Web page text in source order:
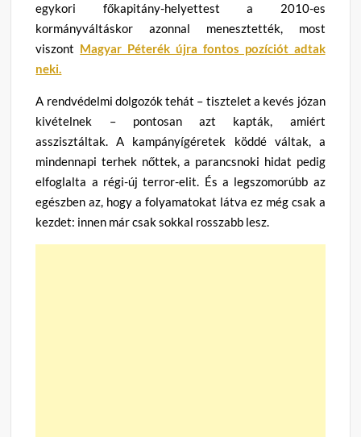
egykori főkapitány-helyettest a 2010-es
kormányváltáskor azonnal menesztették, most
viszont Magyar Péterék újra fontos pozíciót adtak
neki.
A rendvédelmi dolgozók tehát – tisztelet a kevés józan
kivételnek – pontosan azt kapták, amiért
asszisztáltak. A kampányígéretek köddé váltak, a
mindennapi terhek nőttek, a parancsnoki hidat pedig
elfoglalta a régi-új terror-elit. És a legszomorúbb az
egészben az, hogy a folyamatokat látva ez még csak a
kezdet: innen már csak sokkal rosszabb lesz.